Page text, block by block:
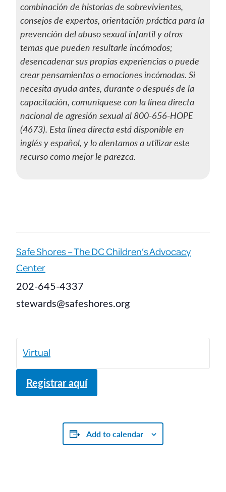
combinación de historias de sobrevivientes,
consejos de expertos, orientación práctica para la
prevención del abuso sexual infantil y otros
temas que pueden resultarle incómodos;
desencadenar sus propias experiencias o puede
crear pensamientos o emociones incómodas. Si
necesita ayuda antes, durante o después de la
capacitación, comuníquese con la línea directa
nacional de agresión sexual al 800-656-HOPE
(4673). Esta línea directa está disponible en
inglés y español, y lo alentamos a utilizar este
recurso como mejor le parezca.
Safe Shores – The DC Children’s Advocacy
Center
202-645-4337
stewards@safeshores.org
Virtual
Registrar aquí
Add to calendar